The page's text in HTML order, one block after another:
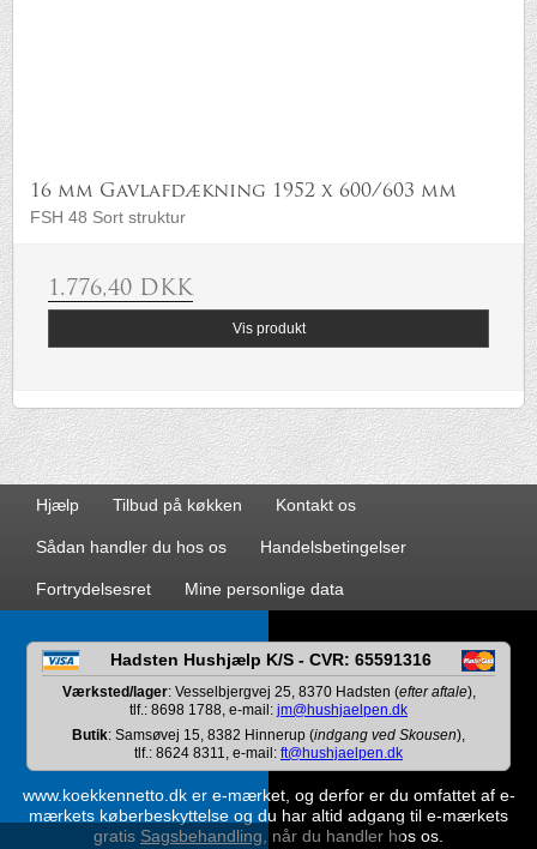
16 mm Gavlafdækning 1952 x 600/603 mm
FSH 48 Sort struktur
1.776,40 DKK
Vis produkt
Hjælp Tilbud på køkken Kontakt os
Sådan handler du hos os Handelsbetingelser
Fortrydelsesret Mine personlige data
Hadsten Hushjælp K/S - CVR: 65591316
Værksted/lager: Vesselbjergvej 25, 8370 Hadsten (efter aftale),
tlf.: 8698 1788, e-mail: jm@hushjaelpen.dk
Butik: Samsøvej 15, 8382 Hinnerup (indgang ved Skousen),
tlf.: 8624 8311, e-mail: ft@hushjaelpen.dk
www.koekkennetto.dk er e-mærket, og derfor er du omfattet af e-
mærkets køberbeskyttelse og du har altid adgang til e-mærkets
gratis Sagsbehandling , når du handler hos os.